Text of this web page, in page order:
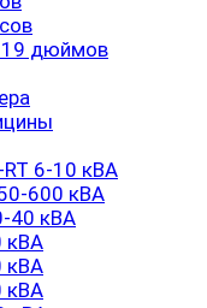
19 дюймов
RT 6-10 кВА
600 кВА
40 кВА
кВА
кВА
кВА